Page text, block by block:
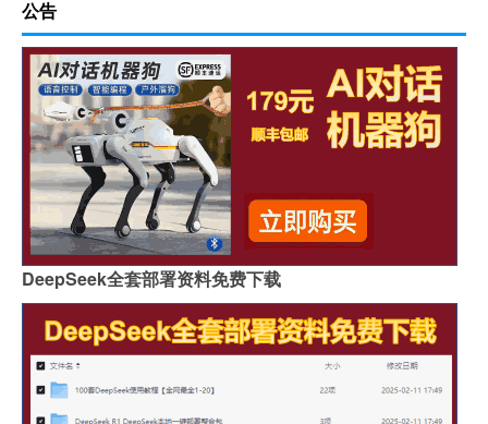
公告
DeepSeek全套部署资料免费下载